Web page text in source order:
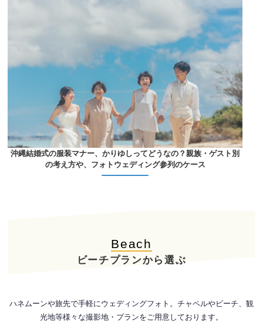
沖縄結婚式の服装マナー、かりゆしってどうなの？親族・ゲスト別
の考え方や、フォトウェディング参列のケース
Beach
ビーチプランから選ぶ
ハネムーンや旅先で手軽にウェディングフォト。チャペルやビーチ、観
光地等様々な撮影地・プランをご用意しております。